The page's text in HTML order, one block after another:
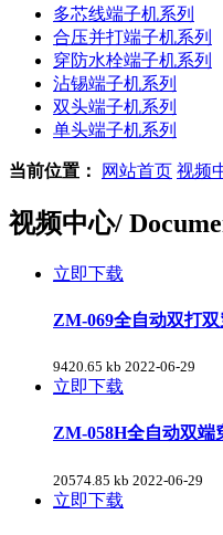
多芯线端子机系列
合压并打端子机系列
穿防水栓端子机系列
沾锡端子机系列
双头端子机系列
单头端子机系列
当前位置： 网站首页 视频
视频中心/
立即下载
ZM-069全自动双打
9420.65 kb 2022-06-29
立即下载
ZM-058H全自动双端
20574.85 kb 2022-06-29
立即下载